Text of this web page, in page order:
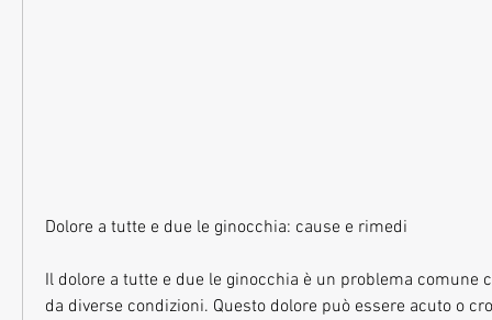
Dolore a tutte e due le ginocchia: cause e rimedi
Il dolore a tutte e due le ginocchia è un problema comune
da diverse condizioni. Questo dolore può essere acuto o